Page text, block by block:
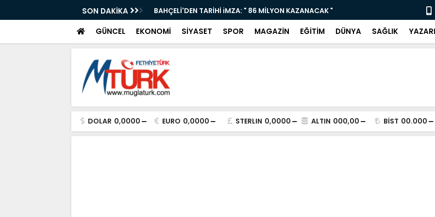
SON DAKİKA
" 86 MİLYON KAZANACAK " Yaz Sanat Kursları Çocukları ve Gençleri Sanatla Buluşturuyor “Bodrum
GÜNCEL EKONOMİ SİYASET SPOR MAGAZİN EĞİTİM DÜNYA SAĞLIK
DOLAR 0,0000 EURO 0,0000 STERLIN 0,0000 ALTIN 000,00 BİST 00.000